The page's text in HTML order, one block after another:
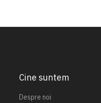
Cine suntem
Despre noi